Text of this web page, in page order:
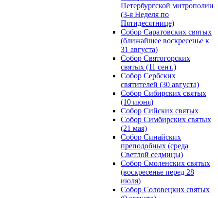
Петербургской митрополии
(3-я Неделя по
Пятидесятнице)
Собор Саратовских святых
(ближайшее воскресенье к
31 августа)
Собор Святогорских
святых (11 сент.)
Собор Сербских
святителей (30 августа)
Собор Сибирских святых
(10 июня)
Собор Сийских святых
Собор Симбирских святых
(21 мая)
Собор Синайских
преподобных (среда
Светлой седмицы)
Собор Смоленских святых
(воскресенье перед 28
июля)
Собор Соловецких святых